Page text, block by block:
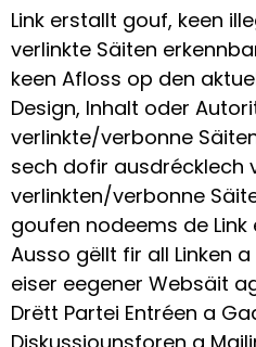
Link erstallt gouf, keen
verlinkte Säiten
keen Afloss op den
Design, Inhalt oder
verlinkte/verbonne
sech dofir ausdrécklech
verlinkten/verbonne
goufen nodeems de Link
Ausso gëllt fir all Linken
eiser eegener Websäit
Drëtt Partei Entréen a